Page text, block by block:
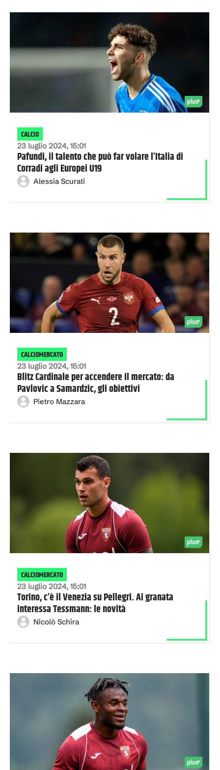
23 luglio 2024, 15:01
CALCIO
Pafundi, il talento che può far volare l’Italia di
Corradi agli Europei U19
Alessia Scurati
23 luglio 2024, 15:01
CALCIOMERCATO
Blitz Cardinale per accendere il mercato: da
Pavlovic a Samardzic, gli obiettivi
Pietro Mazzara
23 luglio 2024, 15:01
CALCIOMERCATO
Torino, c’è il Venezia su Pellegri. Ai granata
interessa Tessmann: le novità
Nicolò Schira